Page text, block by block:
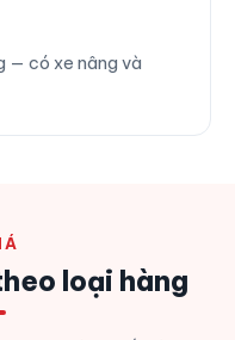
— có xe nâng và
loại hàng